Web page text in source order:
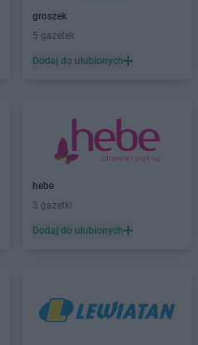
groszek
5 gazetek
Dodaj do ulubionych
hebe
3 gazetki
Dodaj do ulubionych